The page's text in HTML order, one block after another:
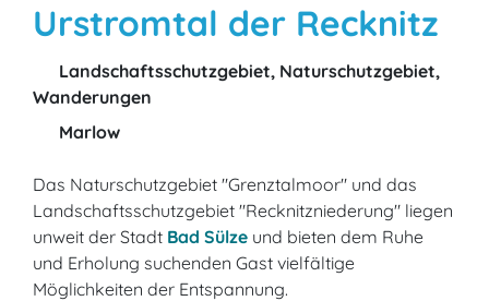
Urstromtal der Recknitz
Landschaftsschutzgebiet, Naturschutzgebiet,
Wanderungen
Marlow
Das Naturschutzgebiet "Grenztalmoor" und das
Landschaftsschutzgebiet "Recknitzniederung" liegen
unweit der Stadt Bad Sülze und bieten dem Ruhe
und Erholung suchenden Gast vielfältige
Möglichkeiten der Entspannung.